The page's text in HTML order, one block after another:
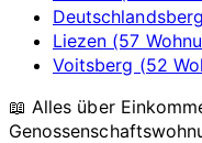
Liezen (57
Voitsberg (52
📖 Alles über